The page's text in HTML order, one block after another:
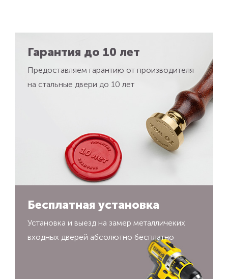
Гарантия до 10 лет
Предоставляем гарантию от производителя
на стальные двери до 10 лет
Бесплатная установка
Установка и выезд на замер металличеких
входных дверей абсолютно бесплатно